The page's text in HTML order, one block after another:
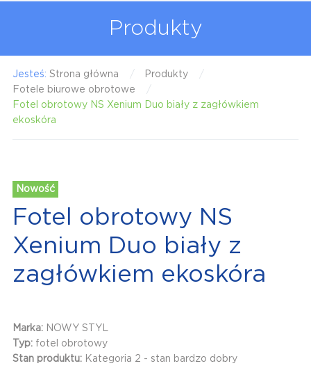
Produkty
Jesteś: Strona główna
Produkty
Fotele biurowe obrotowe
Fotel obrotowy NS Xenium Duo biały z zagłówkiem
ekoskóra
Nowość
Fotel obrotowy NS
Xenium Duo biały z
zagłówkiem ekoskóra
Marka: NOWY STYL
Typ: fotel obrotowy
Stan produktu: Kategoria 2 - stan bardzo dobry